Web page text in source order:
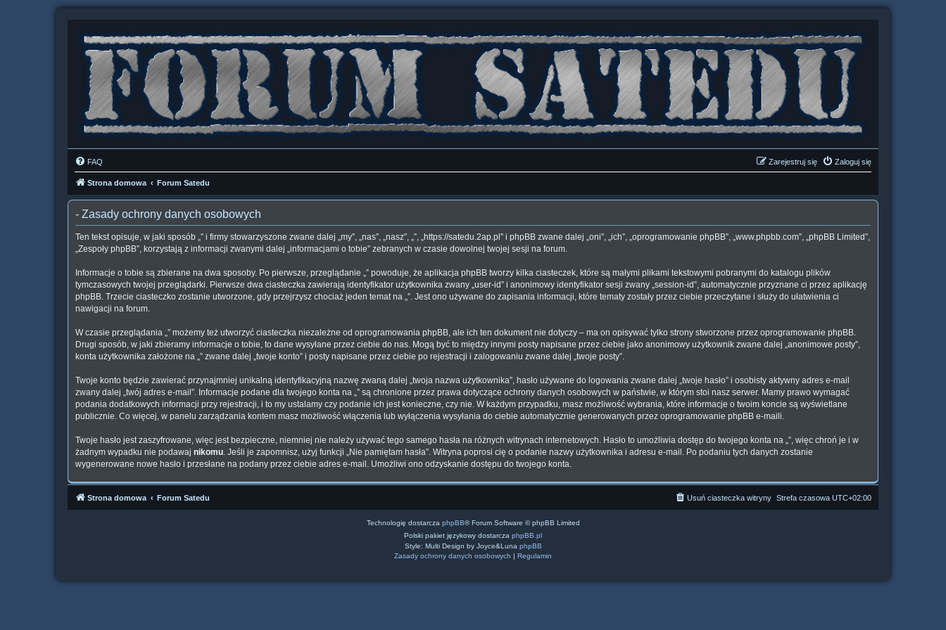
FAQ Zaloguj się
Zarejestruj się
Strona domowa Forum Satedu
- Zasady ochrony danych osobowych
Ten tekst opisuje, w jaki sposób „” i firmy stowarzyszone zwane dalej „my”, „nas”, „nasz”, „”, „https://satedu.2ap.pl” i phpBB zwane dalej „oni”, „ich”, „oprogramowanie phpBB”, „www.phpbb.com”, „phpBB Limited”,
„Zespoły phpBB”, korzystają z informacji zwanymi dalej „informacjami o tobie” zebranych w czasie dowolnej twojej sesji na forum.
Informacje o tobie są zbierane na dwa sposoby. Po pierwsze, przeglądanie „” powoduje, że aplikacja phpBB tworzy kilka ciasteczek, które są małymi plikami tekstowymi pobranymi do katalogu plików
tymczasowych twojej przeglądarki. Pierwsze dwa ciasteczka zawierają identyfikator użytkownika zwany „user-id” i anonimowy identyfikator sesji zwany „session-id”, automatycznie przyznane ci przez aplikację
phpBB. Trzecie ciasteczko zostanie utworzone, gdy przejrzysz chociaż jeden temat na „”. Jest ono używane do zapisania informacji, które tematy zostały przez ciebie przeczytane i służy do ułatwienia ci
nawigacji na forum.
W czasie przeglądania „” możemy też utworzyć ciasteczka niezależne od oprogramowania phpBB, ale ich ten dokument nie dotyczy – ma on opisywać tylko strony stworzone przez oprogramowanie phpBB.
Drugi sposób, w jaki zbieramy informacje o tobie, to dane wysyłane przez ciebie do nas. Mogą być to między innymi posty napisane przez ciebie jako anonimowy użytkownik zwane dalej „anonimowe posty”,
konta użytkownika założone na „” zwane dalej „twoje konto” i posty napisane przez ciebie po rejestracji i zalogowaniu zwane dalej „twoje posty”.
Twoje konto będzie zawierać przynajmniej unikalną identyfikacyjną nazwę zwaną dalej „twoja nazwa użytkownika”, hasło używane do logowania zwane dalej „twoje hasło” i osobisty aktywny adres e-mail
zwany dalej „twój adres e-mail”. Informacje podane dla twojego konta na „” są chronione przez prawa dotyczące ochrony danych osobowych w państwie, w którym stoi nasz serwer. Mamy prawo wymagać
podania dodatkowych informacji przy rejestracji, i to my ustalamy czy podanie ich jest konieczne, czy nie. W każdym przypadku, masz możliwość wybrania, które informacje o twoim koncie są wyświetlane
publicznie. Co więcej, w panelu zarządzania kontem masz możliwość włączenia lub wyłączenia wysyłania do ciebie automatycznie generowanych przez oprogramowanie phpBB e-maili.
Twoje hasło jest zaszyfrowane, więc jest bezpieczne, niemniej nie należy używać tego samego hasła na różnych witrynach internetowych. Hasło to umożliwia dostęp do twojego konta na „”, więc chroń je i w
żadnym wypadku nie podawaj nikomu. Jeśli je zapomnisz, użyj funkcji „Nie pamiętam hasła”. Witryna poprosi cię o podanie nazwy użytkownika i adresu e-mail. Po podaniu tych danych zostanie
wygenerowane nowe hasło i przesłane na podany przez ciebie adres e-mail. Umożliwi ono odzyskanie dostępu do twojego konta.
Strona domowa Forum Satedu Strefa czasowa UTC+02:00
Usuń ciasteczka witryny
Technologię dostarcza phpBB® Forum Software © phpBB Limited
Polski pakiet językowy dostarcza phpBB.pl
Style: Multi Design by Joyce&Luna phpBB
Zasady ochrony danych osobowych | Regulamin